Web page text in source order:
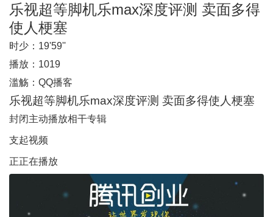
乐视超等脚机乐max深度评测 卖面多得
使人梗塞
时少： 19'59''
播放： 1019
滥觞： QQ播客
乐视超等脚机乐max深度评测 卖面多得使人梗塞
封闭主动播放相干专辑
支起视频
正正在播放